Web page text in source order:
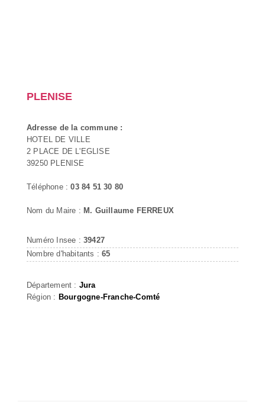
PLENISE
Adresse de la commune :
HOTEL DE VILLE
2 PLACE DE L'EGLISE
39250 PLENISE
Téléphone :03 84 51 30 80
Nom du Maire : M. Guillaume FERREUX
Numéro Insee : 39427
Nombre d'habitants :65
Département : Jura
Région : Bourgogne-Franche-Comté